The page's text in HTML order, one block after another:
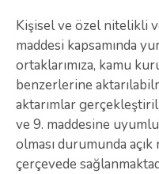
Kişisel ve özel nitelikli
maddesi kapsamında
ortaklarımıza, kamu
benzerlerine
aktarımlar
ve 9. maddesine
olması durumunda açık
çerçevede